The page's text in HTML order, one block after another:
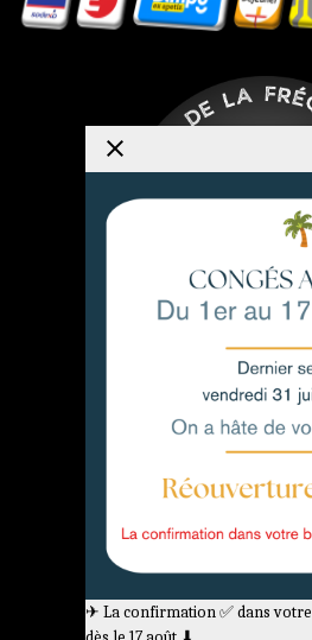
✈ La confirmation ✅ dans
Menus &
Présentation
Avis Google
Nos partenaires